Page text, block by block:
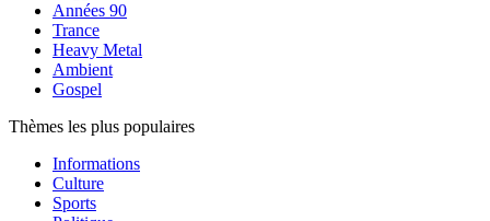
Années 90
Trance
Heavy Metal
Ambient
Gospel
Thèmes les plus populaires
Informations
Culture
Sports